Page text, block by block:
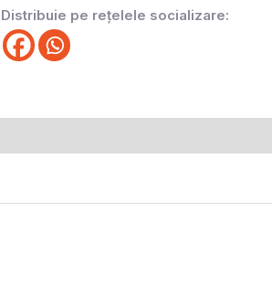
Distribuie pe rețelele socializare: